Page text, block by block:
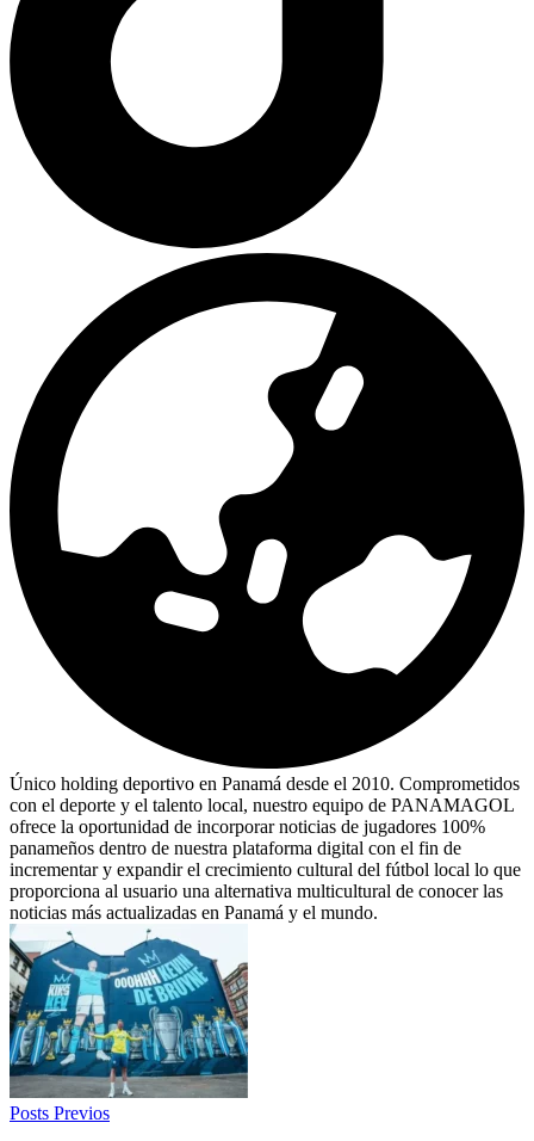
Único holding deportivo en Panamá desde el 2010. Comprometidos
con el deporte y el talento local, nuestro equipo de PANAMAGOL
ofrece la oportunidad de incorporar noticias de jugadores 100%
panameños dentro de nuestra plataforma digital con el fin de
incrementar y expandir el crecimiento cultural del fútbol local lo que
proporciona al usuario una alternativa multicultural de conocer las
noticias más actualizadas en Panamá y el mundo.
Posts Previos